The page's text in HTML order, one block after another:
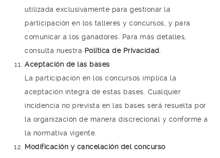
utilizada exclusivamente para gestionar la
participación en los talleres y concursos, y para
comunicar a los ganadores. Para más detalles,
consulta nuestra Política de Privacidad
Aceptación de las bases
La participación en los concursos implica la
aceptación íntegra de estas bases. Cualquier
incidencia no prevista en las bases será resuelta por
la organización de manera discrecional y conforme a
la normativa vigente.
Modificación y cancelación del concurso